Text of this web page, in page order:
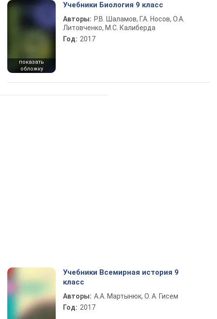
показать
обложку
Учебники Биология 9 класс
Авторы: Р.В. Шаламов, Г.А. Носов, О.А.
Литовченко, М.С. Калиберда
Год: 2017
Учебники Всемирная история 9
класс
Авторы: А.А. Мартынюк, О. А. Гисем
Год: 2017